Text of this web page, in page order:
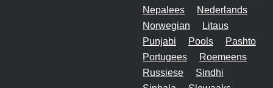
Nepalees
Nederlands
Norwegian
Litaus
Punjabi
Pools
Pashto
Portugees
Roemeens
Russiese
Sindhi